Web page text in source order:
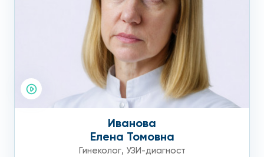
Иванова
Елена Томовна
Гинеколог, УЗИ-диагност